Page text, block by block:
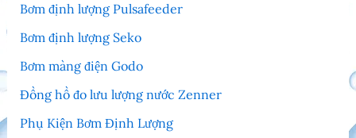
Bơm định lượng Pulsafeeder
Bơm định lượng Seko
Bơm màng điện Godo
Đồng hồ đo lưu lượng nước Zenner
Phụ Kiện Bơm Định Lượng